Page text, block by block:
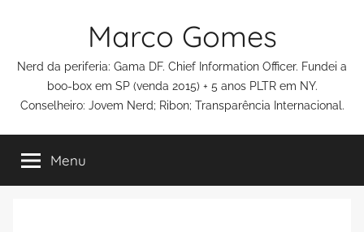
conteúdo
Marco Gomes
Nerd da periferia: Gama DF. Chief Information Officer. Fundei a
boo-box em SP (venda 2015) + 5 anos PLTR em NY.
Conselheiro: Jovem Nerd; Ribon; Transparência Internacional.
Menu